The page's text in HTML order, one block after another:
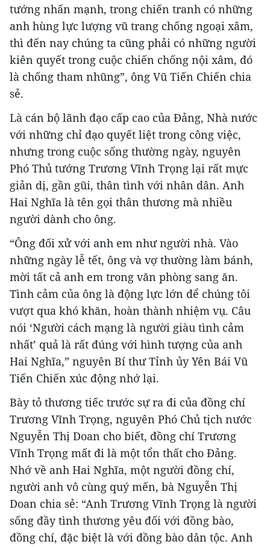
tướng nhấn mạnh, trong chiến tranh có những
anh hùng lực lượng vũ trang chống ngoại xâm,
thì đến nay chúng ta cũng phải có những người
kiên quyết trong cuộc chiến chống nội xâm, đó
là chống tham nhũng”, ông Vũ Tiến Chiến chia
sẻ.
Là cán bộ lãnh đạo cấp cao của Đảng, Nhà nước
với những chỉ đạo quyết liệt trong công việc,
nhưng trong cuộc sống thường ngày, nguyên
Phó Thủ tướng Trương Vĩnh Trọng lại rất mực
giản dị, gần gũi, thân tình với nhân dân. Anh
Hai Nghĩa là tên gọi thân thương mà nhiều
người dành cho ông.
“Ông đối xử với anh em như người nhà. Vào
những ngày lễ tết, ông và vợ thường làm bánh,
mời tất cả anh em trong văn phòng sang ăn.
Tình cảm của ông là động lực lớn để chúng tôi
vượt qua khó khăn, hoàn thành nhiệm vụ. Câu
nói ‘Người cách mạng là người giàu tình cảm
nhất’ quả là rất đúng với hình tượng của anh
Hai Nghĩa,” nguyên Bí thư Tỉnh ủy Yên Bái Vũ
Tiến Chiến xúc động nhớ lại.
Bày tỏ thương tiếc trước sự ra đi của đồng chí
Trương Vĩnh Trọng, nguyên Phó Chủ tịch nước
Nguyễn Thị Doan cho biết, đồng chí Trương
Vĩnh Trọng mất đi là một tổn thất cho Đảng.
Nhớ về anh Hai Nghĩa, một người đồng chí,
người anh vô cùng quý mến, bà Nguyễn Thị
Doan chia sẻ: “Anh Trương Vĩnh Trọng là người
sống đầy tình thương yêu đối với đồng bào,
đồng chí, đặc biệt là với đồng bào dân tộc. Anh